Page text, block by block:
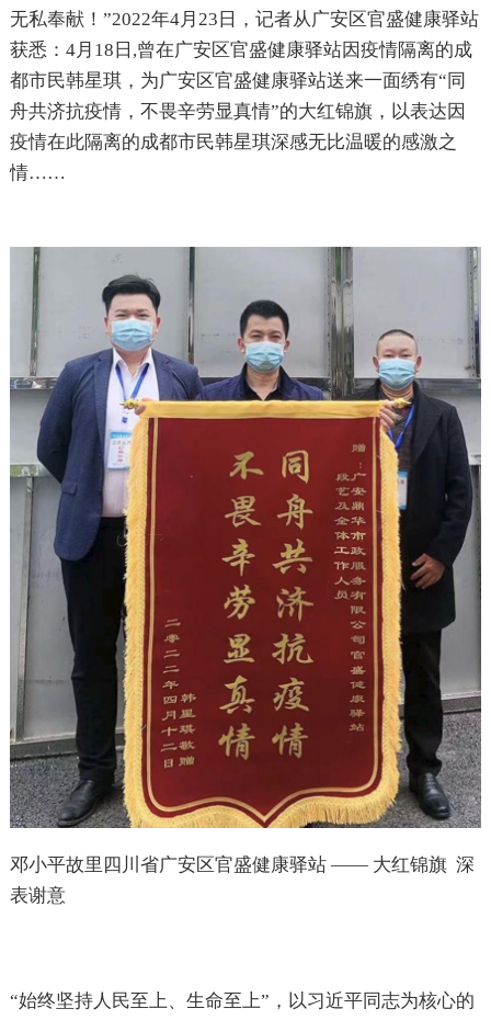
无私奉献！”2022年4月 23 日，记者从广安区官盛健康驿站
获悉： 4月 18 日 ,曾在广安区官盛健康驿站因疫情隔离的成
都市民韩星琪，为广安区官盛健康驿站送来一面绣有“同
舟共济抗疫情，不畏辛劳显真情”的大红锦旗，以表达因
疫情在此隔离的成都市民韩星琪深感无比温暖的感激之
情……
邓小平故里四川省广安区官盛健康驿站 —— 大红锦旗 深
表谢意
“始终坚持人民至上、生命至上”，以习近平同志为核心的